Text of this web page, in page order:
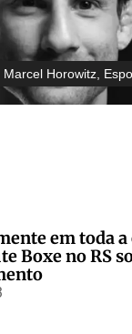
Horowitz
em toda a
Boxe no RS